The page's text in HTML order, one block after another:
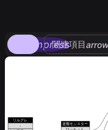
compress
関連項目